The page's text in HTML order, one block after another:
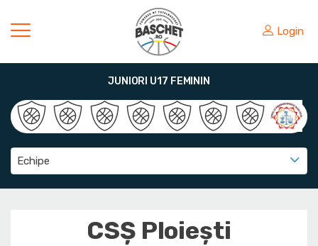
Login
JUNIORI U17 FEMININ
Echipe
CSȘ Ploiești